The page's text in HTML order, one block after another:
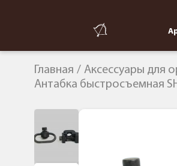
Главная Аксессуары для
Антабка быстросъемная